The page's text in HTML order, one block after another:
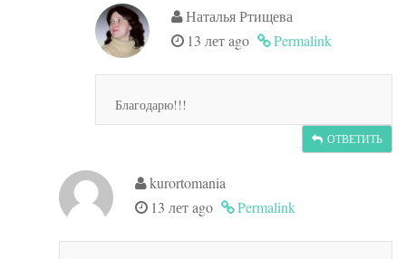
Наталья Ртищева
13 лет ago
Permalink
Благодарю!!!
ОТВЕТИТЬ
kurortomania
13 лет ago
Permalink